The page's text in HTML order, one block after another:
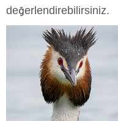
değerlendirebilirsiniz.